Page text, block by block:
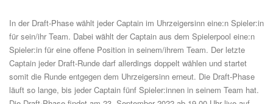
In der Draft-Phase wählt jeder Captain im Uhrzeigersinn eine:n Spieler:in
für sein/ihr Team. Dabei wählt der Captain aus dem Spielerpool eine:n
Spieler:in für eine offene Position in seinem/ihrem Team. Der letzte
Captain jeder Draft-Runde darf allerdings doppelt wählen und startet
somit die Runde entgegen dem Uhrzeigersinn erneut. Die Draft-Phase
läuft so lange, bis jeder Captain fünf Spieler:innen in seinem Team hat.